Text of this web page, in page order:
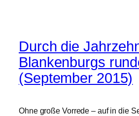
Durch die
Blankenburgs
(September 2015)
Ohne große Vorrede – auf in die